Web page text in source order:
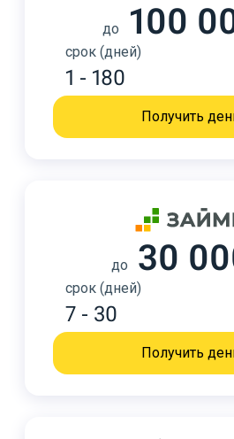
до 100
срок (дней)
1 - 180
Получить
до 30
срок (дней)
7 - 30
Получить